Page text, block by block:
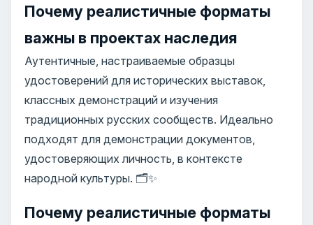
Почему реалистичные форматы
важны в проектах наследия
Аутентичные, настраиваемые образцы
удостоверений для исторических выставок,
классных демонстраций и изучения
традиционных русских сообществ. Идеально
подходят для демонстрации документов,
удостоверяющих личность, в контексте
народной культуры. 🗂️✨
Почему реалистичные форматы